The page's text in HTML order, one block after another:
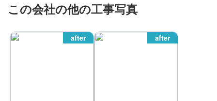
この会社の他の工事写真
after after